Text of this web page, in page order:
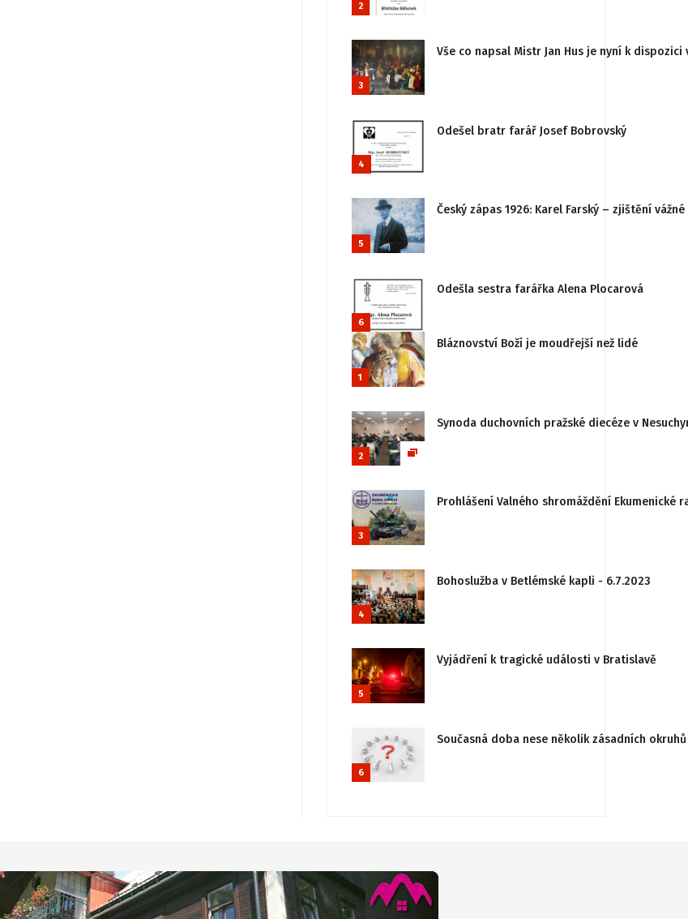
2
3
Vše co napsal Mistr Jan Hus je nyní k
4
Odešel bratr farář Josef Bobrovský
5
Český zápas 1926: Karel Farský – zjištění
6
Odešla sestra farářka Alena Plocarová
1
Bláznovství Boží je moudřejší než lidé
2
Synoda duchovních pražské diecéze v
3
Prohlášení Valného shromáždění
4
Bohoslužba v Betlémské kapli - 6.7.2023
5
Vyjádření k tragické události v Bratislavě
6
Současná doba nese několik zásadních